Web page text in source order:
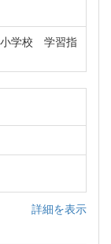
学校 学習指
詳細を表示